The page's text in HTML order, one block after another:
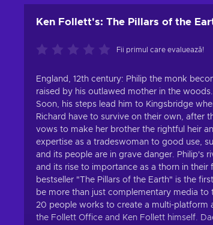
Ken Follett's: The Pillars of the
Fii primul care evaluează!
England, 12th century: Philip the monk
raised by his outlawed mother in the
Soon, his steps lead him to Kingsbridge
Richard have to survive on their own, after
vows to make her brother the rightful heir
expertise as a tradeswoman to good use,
and its people are in grave danger. Philip's
and its rise to importance as a thorn in
bestseller "The Pillars of the Earth" is the
be more than just complementary media
20 people works to create a multi-platform
the Follett Office and Ken Follett himself.